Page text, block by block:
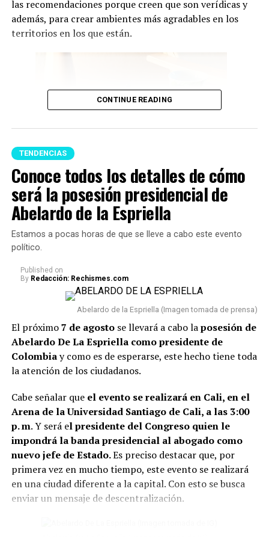
descubrieron posibles referencias a Feid
Hasta el momento, esta noticia ha causado tristeza
pronunciamiento público sobre el fallecimiento de su
de Lionel Messi, así lo
comunicaba el sanatorio
Centro, a través de su
Director Médico.
pic.twitter.com/mUt8oLXegy
— Gabriel Castro
(@GabrielCastroOK)
August 8, 2026
las recomendaciones porque creen que son verídicas y
además, para crear ambientes más agradables en los
territorios en los que están.
Feng Shui (Imagen tomada de Pinterest)
A continuación te presentamos algunos consejos,
respecto a qué
1. Uno de los principales reglas esevitar acumular
objetos rotos o dañados. Cosas como espejos partidos,
relojes que no funcionan o electrodomésticos sin
funcionamiento suelen asociarse con el estancamiento y
la dificultad para avanzar.
2. También se recomienda deshacerse de la ropa que
espacio innecesario en el closet, conservar estas
prendas pueden dificultar la sensación de renovación
del ambiente.
Lee también: Conoce todos los detalles de cómo
será la posesión presidencial de Abelardo de la
Espriella
CONTINUE READING
TENDENCIAS
Conoce todos los detalles de cómo
será la posesión presidencial de
Abelardo de la Espriella
Estamos a pocas horas de que se lleve a cabo este evento
político.
Published on
By Redacción: Rechismes.com
Abelardo de la Espriella (Imagen tomada de prensa)
El próximo7 de agostose llevará a cabo laposesión de
Abelardo De La Espriella como presidente de
Colombiay como es de esperarse, este hecho tiene toda
la atención de los ciudadanos.
Cabe señalar que el evento se realizará en Cali, en el
Arena de la Universidad Santiago de Cali, a las 3:00
p. m. Y será el presidente del Congreso quien le
impondrá la banda presidencial al abogado como
nuevo jefe de Estado.Es preciso destacar que, por
primera vez en mucho tiempo, este evento se realizará
en una ciudad diferente a la capital. Con esto se busca
enviar un mensaje de descentralización.